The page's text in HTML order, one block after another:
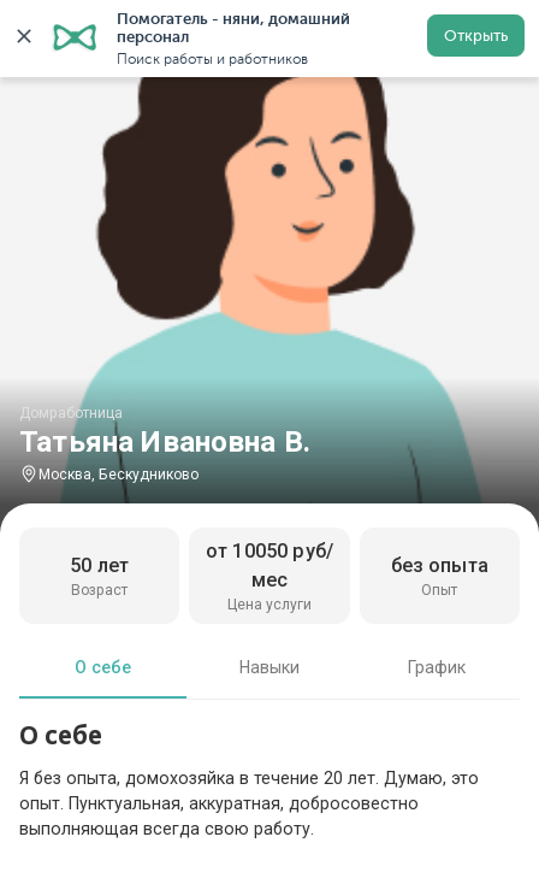
Помогатель - няни, домашний
персонал
Поиск работы и работников
Открыть
Главная Домработницы Домработницы в Москве
Татьяна Ивановна В.
Домработница
Москва, Бескудниково
Возраст
50 лет
Цена услуги
от 10050 руб/
мес
Опыт
без опыта
О себе Навыки График
О себе
Я без опыта, домохозяйка в течение 20 лет. Думаю, это
опыт. Пунктуальная, аккуратная, добросовестно
выполняющая всегда свою работу.